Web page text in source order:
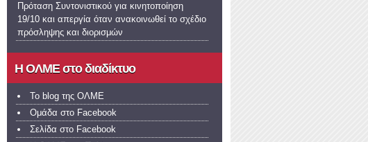
Πρόταση Συντονιστικού για κινητοποίηση
19/10 και απεργία όταν ανακοινωθεί το σχέδιο
πρόσληψης και διορισμών
H OΛΜΕ στο διαδίκτυο
To blog της ΟΛΜΕ
Ομάδα στο Facebook
Σελίδα στο Facebook